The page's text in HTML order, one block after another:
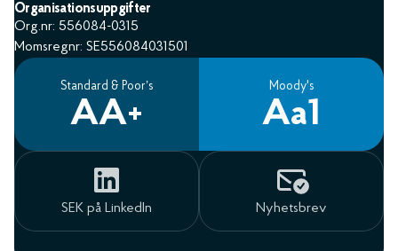
Organisationsuppgifter
Org.nr: 556084-0315
Momsregnr: SE556084031501
Standard & Poor’s
AA+
Moody's
Aa1
SEK på LinkedIn Nyhetsbrev